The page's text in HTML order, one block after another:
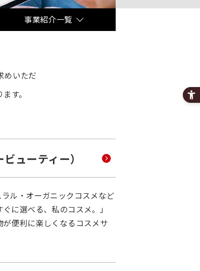
事業紹介一覧
ストラン/その他事業
めいただ
す。
ューティー）
ル・オーガニックコスメなど
に選べる、私のコスメ。」
便利に楽しくなるコスメサ